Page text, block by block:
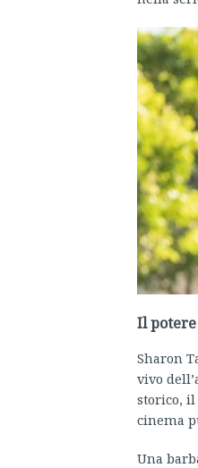
Il
Sharon
vivo
storico,
cinema
Una